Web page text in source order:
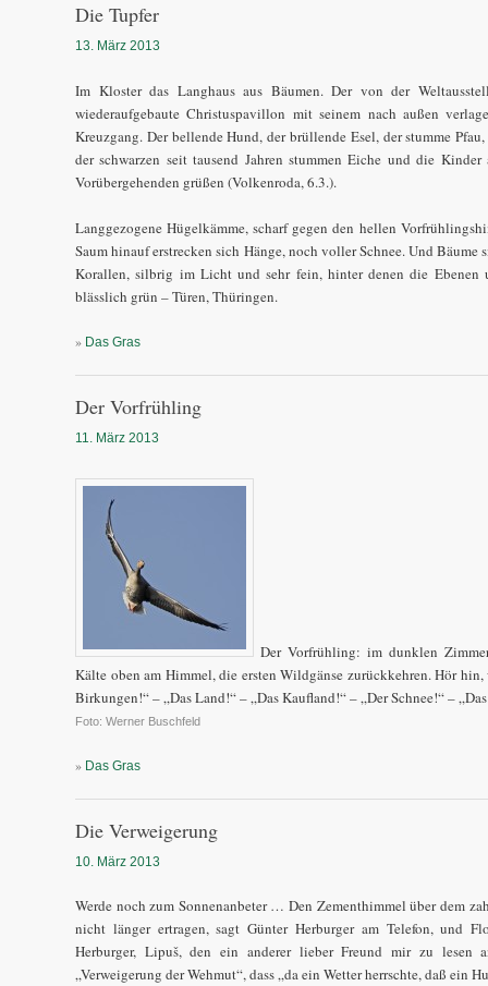
Die Tupfer
13. März 2013
Im Kloster das Langhaus aus Bäumen. Der von der
wiederaufgebaute Christuspavillon mit seinem nach außen
Kreuzgang. Der bellende Hund, der brüllende Esel, der stumme
der schwarzen seit tausend Jahren stummen Eiche und die
Vorübergehenden grüßen (Volkenroda, 6.3.).
Langgezogene Hügelkämme, scharf gegen den hellen
Saum hinauf erstrecken sich Hänge, noch voller Schnee. Und Bäume
Korallen, silbrig im Licht und sehr fein, hinter denen die Ebenen
blässlich grün – Türen, Thüringen.
» Das Gras
Der Vorfrühling
11. März 2013
Der Vorfrühling: im dunklen
Kälte oben am Himmel, die ersten Wildgänse zurückkehren. Hör
Birkungen!“ – „Das Land!“ – „Das Kaufland!“ – „Der Schnee!“ –
Foto: Werner Buschfeld
» Das Gras
Die Verweigerung
10. März 2013
Werde noch zum Sonnenanbeter … Den Zementhimmel über dem
nicht länger ertragen, sagt Günter Herburger am Telefon, und
Herburger, Lipuš, den ein anderer lieber Freund mir zu lesen
„Verweigerung der Wehmut“, dass „da ein Wetter herrschte, daß ein